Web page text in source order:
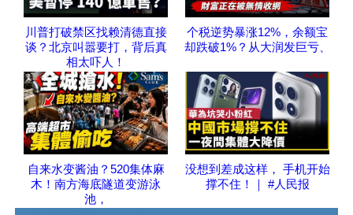
川普打破禁区找赖清德直接
谈？北京叫嚣要打，背后真
相太吓人！
个税逆势暴涨12%，余额宝
却跌破1%？从大润发巨亏、
自来水变酱油？520集体麻
木！南方海底隧道变游泳
池，
没想到差成这样， 手机开始
撑不住！｜ #人民报